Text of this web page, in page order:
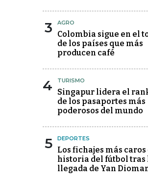
3 AGRO
Colombia sigue en el
de los países que más
producen café
4 TURISMO
Singapur lidera el
de los pasaportes más
poderosos del mundo
5 DEPORTES
Los fichajes más caros
historia del fútbol tras
llegada de Yan